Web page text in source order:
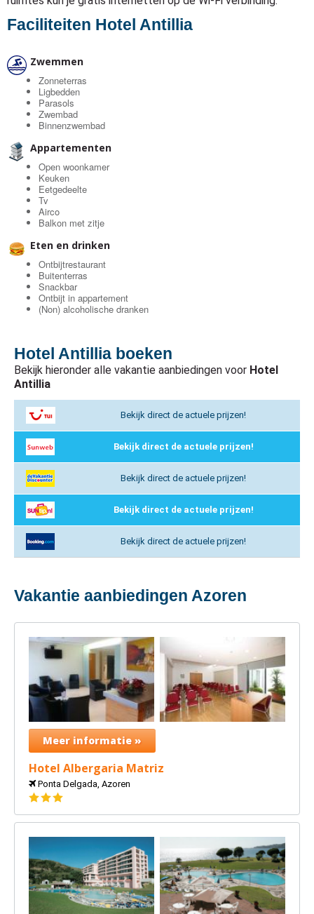
Faciliteiten Hotel Antillia
Zwemmen
Zonneterras
Ligbedden
Parasols
Zwembad
Binnenzwembad
Appartementen
Open woonkamer
Keuken
Eetgedeelte
Tv
Airco
Balkon met zitje
Eten en drinken
Ontbijtrestaurant
Buitenterras
Snackbar
Ontbijt in appartement
(Non) alcoholische dranken
Hotel Antillia boeken
Bekijk hieronder alle vakantie aanbiedingen voor Hotel
Antillia
Bekijk direct de actuele prijzen!
Bekijk direct de actuele prijzen!
Bekijk direct de actuele prijzen!
Bekijk direct de actuele prijzen!
Bekijk direct de actuele prijzen!
Vakantie aanbiedingen Azoren
Meer informatie »
Hotel Albergaria Matriz
Ponta Delgada, Azoren
3